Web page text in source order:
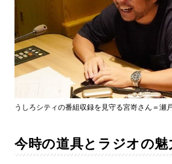
うしろシティの番組収録を見守る宮嵜さん＝瀬
今時の道具とラジオの魅